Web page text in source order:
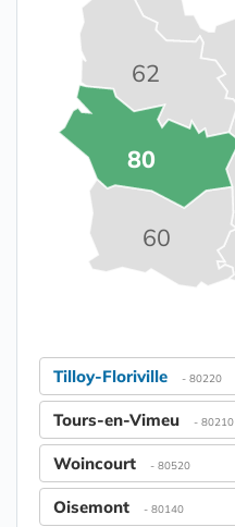
60
62
80
Tilloy-Floriville - 80220
Tours-en-Vimeu - 80210
Woincourt - 80520
Oisemont - 80140